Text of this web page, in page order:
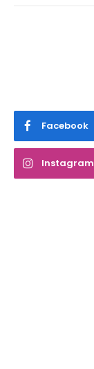
Facebook
Instagram